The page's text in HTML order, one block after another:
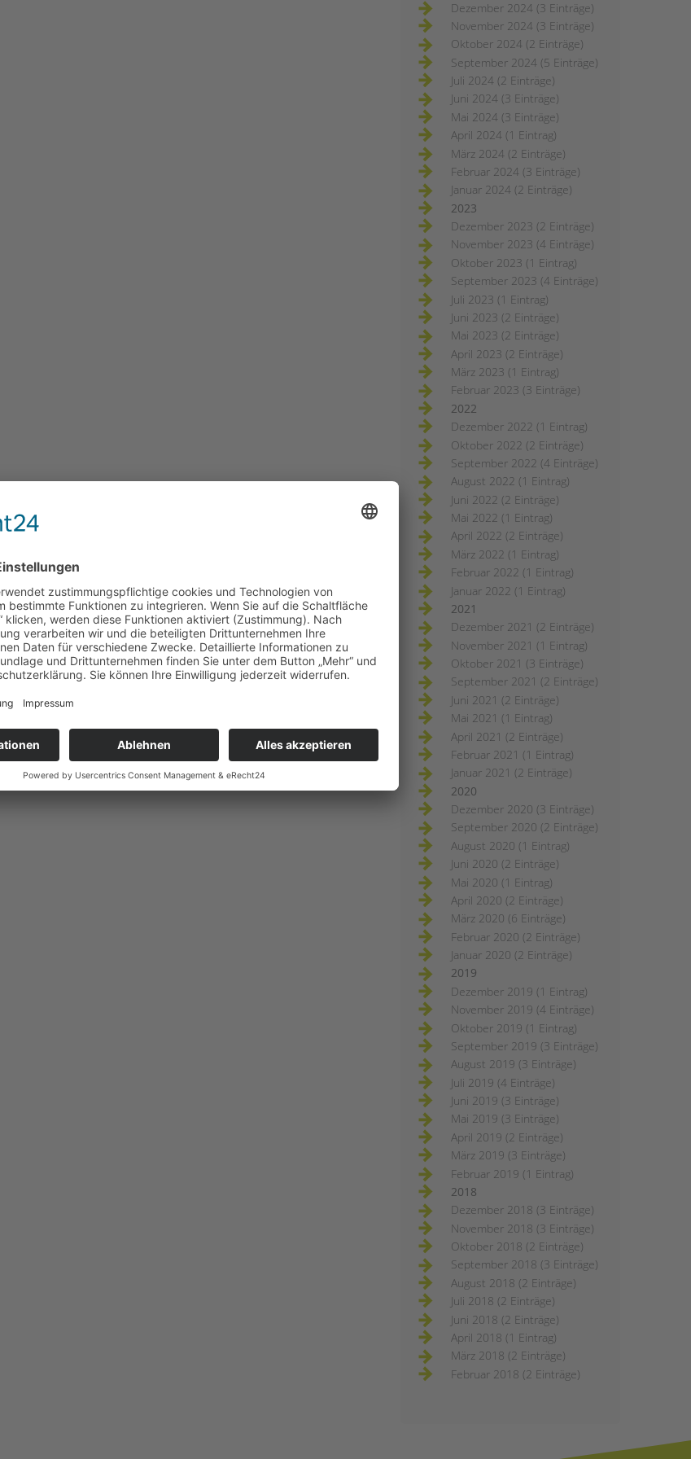
Dezember 2024 (3 Einträge)
November 2024 (3 Einträge)
Oktober 2024 (2 Einträge)
September 2024 (5 Einträge)
Juli 2024 (2 Einträge)
Juni 2024 (3 Einträge)
Mai 2024 (3 Einträge)
April 2024 (1 Eintrag)
März 2024 (2 Einträge)
Februar 2024 (3 Einträge)
Januar 2024 (2 Einträge)
2023
Dezember 2023 (2 Einträge)
November 2023 (4 Einträge)
Oktober 2023 (1 Eintrag)
September 2023 (4 Einträge)
Juli 2023 (1 Eintrag)
Juni 2023 (2 Einträge)
Mai 2023 (2 Einträge)
April 2023 (2 Einträge)
März 2023 (1 Eintrag)
Februar 2023 (3 Einträge)
2022
Dezember 2022 (1 Eintrag)
Oktober 2022 (2 Einträge)
September 2022 (4 Einträge)
August 2022 (1 Eintrag)
Juni 2022 (2 Einträge)
Mai 2022 (1 Eintrag)
April 2022 (2 Einträge)
März 2022 (1 Eintrag)
Februar 2022 (1 Eintrag)
Januar 2022 (1 Eintrag)
2021
Dezember 2021 (2 Einträge)
November 2021 (1 Eintrag)
Oktober 2021 (3 Einträge)
September 2021 (2 Einträge)
Juni 2021 (2 Einträge)
Mai 2021 (1 Eintrag)
April 2021 (2 Einträge)
Februar 2021 (1 Eintrag)
Januar 2021 (2 Einträge)
2020
Dezember 2020 (3 Einträge)
September 2020 (2 Einträge)
August 2020 (1 Eintrag)
Juni 2020 (2 Einträge)
Mai 2020 (1 Eintrag)
April 2020 (2 Einträge)
März 2020 (6 Einträge)
Februar 2020 (2 Einträge)
Januar 2020 (2 Einträge)
2019
Dezember 2019 (1 Eintrag)
November 2019 (4 Einträge)
Oktober 2019 (1 Eintrag)
September 2019 (3 Einträge)
August 2019 (3 Einträge)
Juli 2019 (4 Einträge)
Juni 2019 (3 Einträge)
Mai 2019 (3 Einträge)
April 2019 (2 Einträge)
März 2019 (3 Einträge)
Februar 2019 (1 Eintrag)
2018
Dezember 2018 (3 Einträge)
November 2018 (3 Einträge)
Oktober 2018 (2 Einträge)
September 2018 (3 Einträge)
August 2018 (2 Einträge)
Juli 2018 (2 Einträge)
Juni 2018 (2 Einträge)
April 2018 (1 Eintrag)
März 2018 (2 Einträge)
Februar 2018 (2 Einträge)